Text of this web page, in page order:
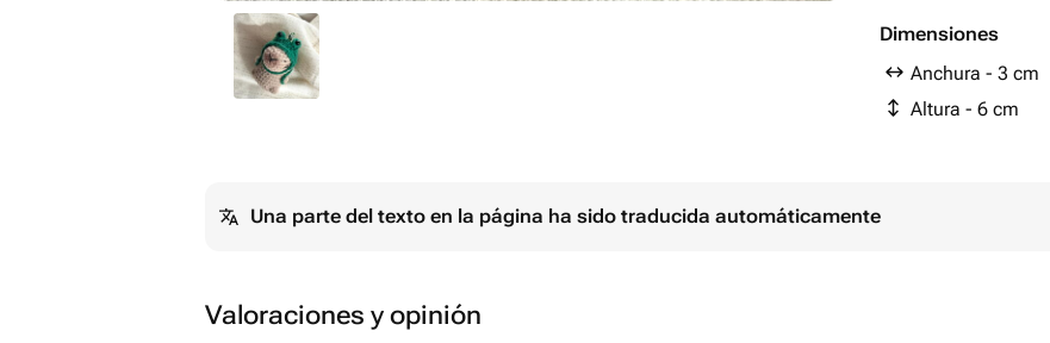
Dimensiones
Anchura - 3 cm
Altura - 6 cm
Una parte del texto en la página ha sido traducida automáticamente
Valoraciones y opinión